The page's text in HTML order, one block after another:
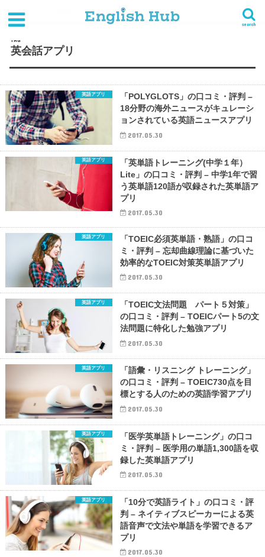
search
タグ : 英会話アプリ
TAG
英会話アプリ
英語アプリ
「POLYGLOTS」の口コミ・評判 –
18分野の海外ニュースがキュレーシ
ョンされている英語ニュースアプリ
2017.05.30
英語アプリ
「英単語トレーニング(中学１年）
Lite」の口コミ・評判 – 中学1年で習
う英単語120語が収録された英単語ア
プリ
2017.05.30
英語アプリ
「TOEIC必須英単語・熟語」の口コ
ミ・評判 – 忘却曲線理論に基づいた
効率的なTOEIC対策英単語アプリ
2017.05.30
英語アプリ
「TOEIC文法問題 パート５対策」
の口コミ・評判 – TOEICパート5の文
法問題に特化した勉強アプリ
2017.05.30
英語アプリ
「語彙・リスニング トレーニング」
の口コミ・評判 – TOEIC730点を目
標とする人のための英語学習アプリ
2017.05.30
英語アプリ
「医学英単語トレーニング」の口コ
ミ・評判 – 医学用の単語1,300語を収
録した英単語アプリ
2017.05.30
英語アプリ
「10分で英語ライト」の口コミ・評
判 – ネイティブスピーカーによる英
語音声で文法や単語を学習できるア
プリ
2017.05.30